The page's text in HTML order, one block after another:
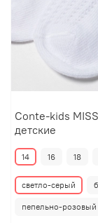
Conte-kids
детские
14 16 18
светло-серый
пепельно-розовый